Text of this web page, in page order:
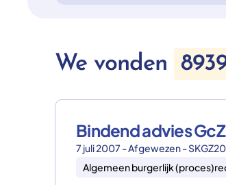
We vonden
Bindend advies
7 juli 2007 - Afgewezen -
Algemeen burgerlijk